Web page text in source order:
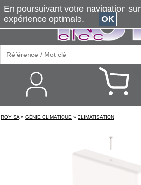
ROY SA » GÉNIE CLIMATIQUE » CLIMATISATION
En poursuivant votre navigation
expérience optimale.
OK